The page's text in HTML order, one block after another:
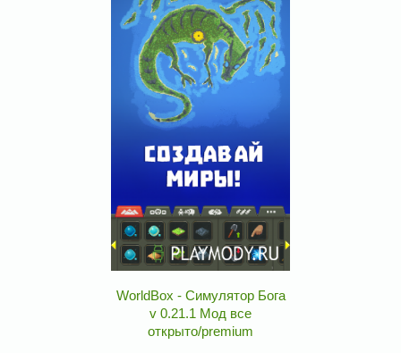
WorldBox - Симулятор Бога
v 0.21.1 Мод все
открыто/premium